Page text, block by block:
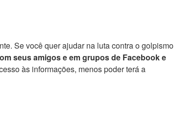
Se você quer ajudar na luta contra o golpismo
seus amigos e em grupos de Facebook e
às informações, menos poder terá a